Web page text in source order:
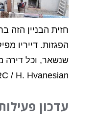
חזית הבניין
הפגזות. דייריו
/ H. Hvanesian
עדכון